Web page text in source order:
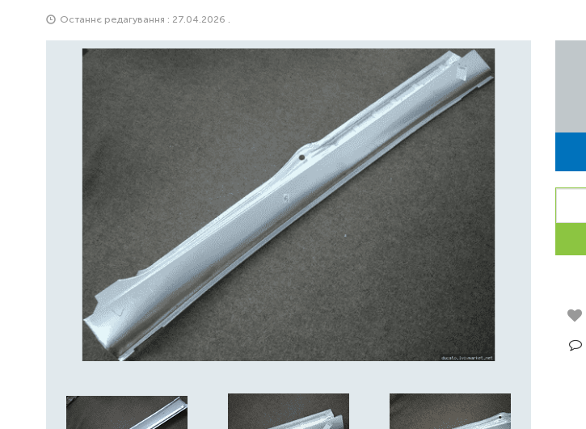
Останнє редагування : 27.04.2026 .